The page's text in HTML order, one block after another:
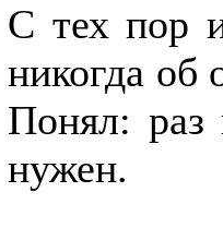
С тех пор
никогда об
Понял:
нужен.